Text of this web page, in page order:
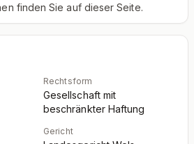
finden Sie auf dieser Seite.
Rechtsform
Gesellschaft mit
beschränkter Haftung
Gericht